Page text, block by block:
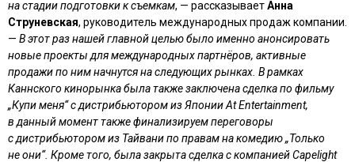
на стадии подготовки к съемкам, — рассказываетАнна
Струневская, руководитель международных продаж компании.
— В этот раз нашей главной целью было именно анонсировать
новые проекты для международных партнёров, активные
продажи по ним начнутся на следующих рынках. В рамках
Каннского кинорынка была также заключена сделка по фильму
„Купи меня“ с дистрибьютором из Японии At Entertainment,
в данный момент также финализируем переговоры
с дистрибьютором из Тайвани по правам на комедию „Только
не они“. Кроме того, была закрыта сделка с компанией Capelight